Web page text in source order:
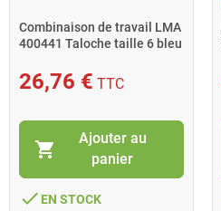
Combinaison de travail LMA
400441 Taloche taille 6 bleu
26,76 € TTC
shopping_cart
Ajouter au
panier
done EN STOCK